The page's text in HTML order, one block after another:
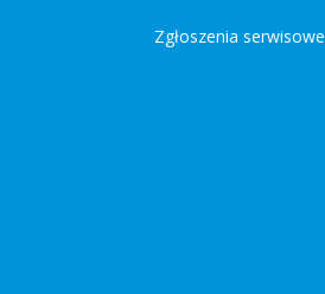
Zgłoszenia serwisowe